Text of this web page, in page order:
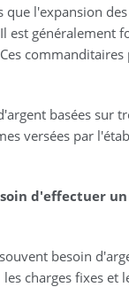
que l'expansion
est généralement
basées sur
versées par
d'effectuer
besoin
charges fixes et